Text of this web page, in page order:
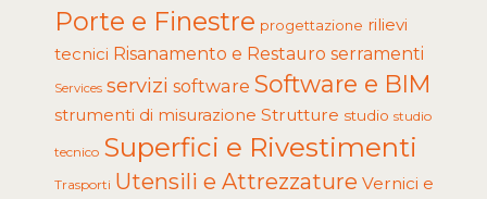
Porte e Finestre progettazione rilievi
tecnici Risanamento e Restauro serramenti
Services servizi software Software e BIM
strumenti di misurazione Strutture studio studio
tecnico Superfici e Rivestimenti
Trasporti Utensili e Attrezzature Vernici e